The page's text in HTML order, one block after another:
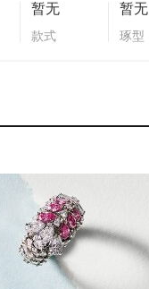
暂无
款式
暂无
琢型